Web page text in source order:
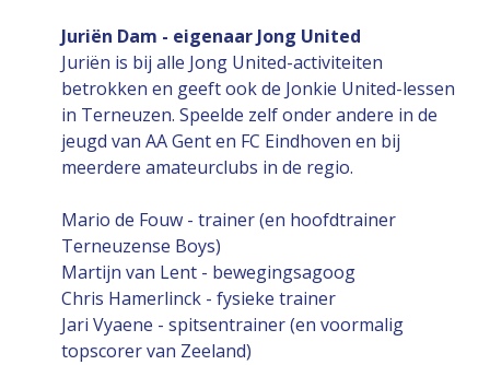
Juriën Dam - eigenaar Jong United
Juriën is bij alle Jong United-activiteiten
betrokken en geeft ook de Jonkie United-lessen
in Terneuzen. Speelde zelf onder andere in de
jeugd van AA Gent en FC Eindhoven en bij
meerdere amateurclubs in de regio.
Mario de Fouw - trainer (en hoofdtrainer
Terneuzense Boys)
Martijn van Lent - bewegingsagoog
Chris Hamerlinck - fysieke trainer
Jari Vyaene - spitsentrainer (en voormalig
topscorer van Zeeland)